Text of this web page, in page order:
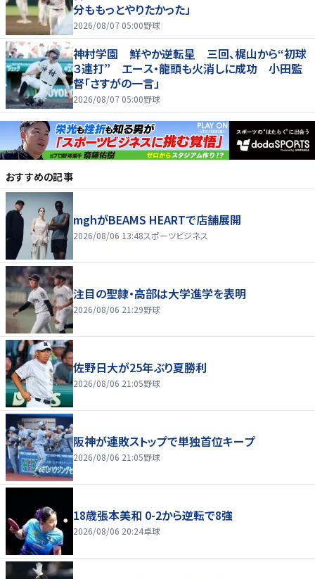
分ももっとやりたかった」
2026/08/07 05:00野球
神村学園 鮮やか逆転星 三回、梶山から“初球
３連打” エース・龍頭も火消しに成功 小田監
督「さすがの一言」
2026/08/07 05:00野球
おすすめの記事
mghがBEAMS HEARTで店舗展開
2026/08/06 13:48スポーツビジネス
注目の聖隷・高部は大学進学を表明
2026/08/06 21:29野球
佐野日大が25年ぶり夏勝利
2026/08/06 21:05野球
阪神が連敗ストップで単独首位キープ
2026/08/06 21:05野球
18歳張本美和 0-2から逆転で8強
2026/08/06 20:24卓球